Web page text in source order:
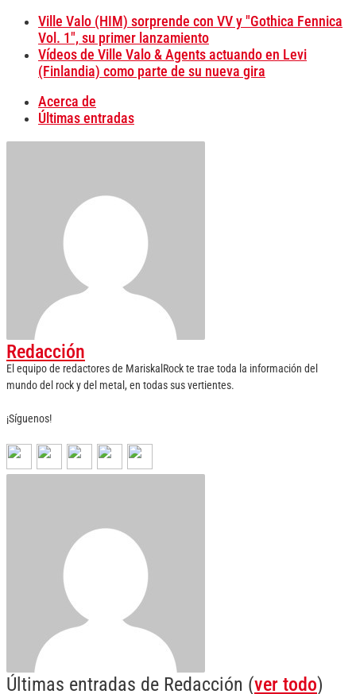
Ville Valo (HIM) sorprende con VV y "Gothica Fennica
Vol. 1", su primer lanzamiento
Vídeos de Ville Valo & Agents actuando en Levi
(Finlandia) como parte de su nueva gira
Acerca de
Últimas entradas
Redacción
El equipo de redactores de MariskalRock te trae toda la información del
mundo del rock y del metal, en todas sus vertientes.
¡Síguenos!
Últimas entradas de Redacción (ver todo)